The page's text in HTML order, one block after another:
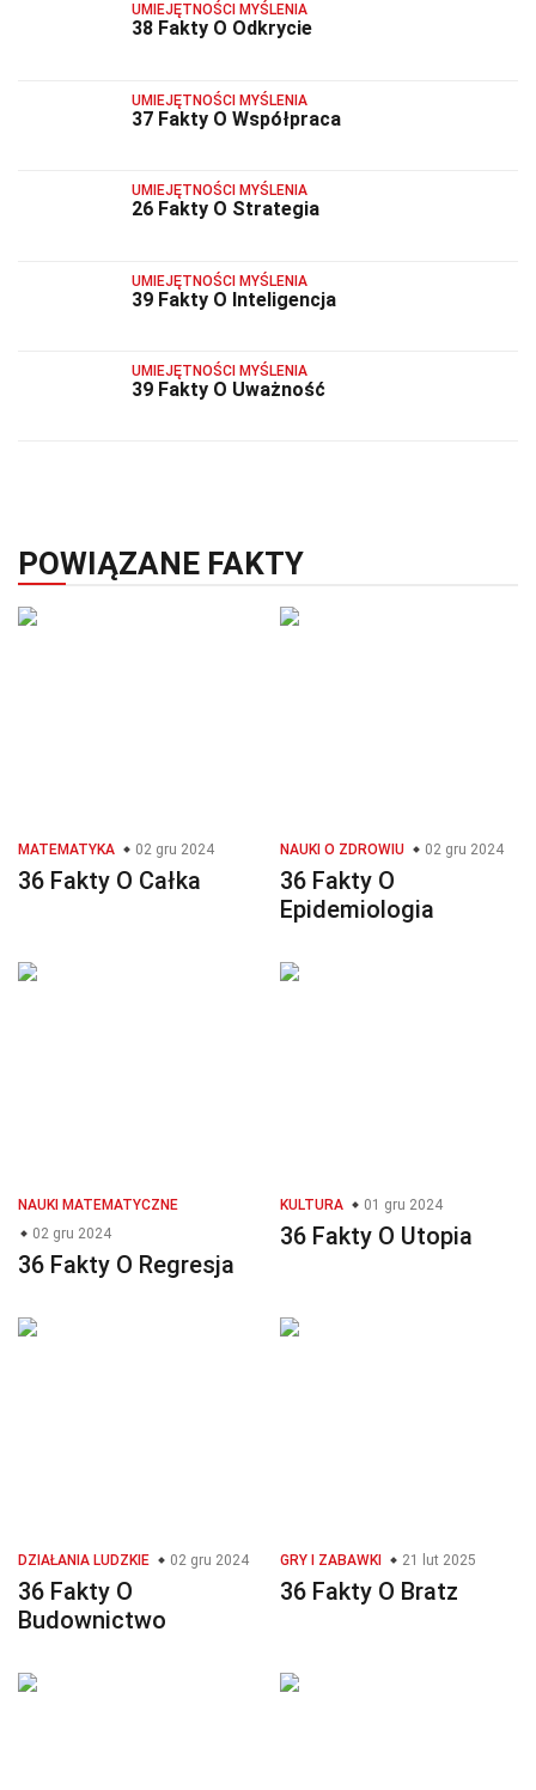
UMIEJĘTNOŚCI MYŚLENIA
38 Fakty O Odkrycie
UMIEJĘTNOŚCI MYŚLENIA
37 Fakty O Współpraca
UMIEJĘTNOŚCI MYŚLENIA
26 Fakty O Strategia
UMIEJĘTNOŚCI MYŚLENIA
39 Fakty O Inteligencja
UMIEJĘTNOŚCI MYŚLENIA
39 Fakty O Uważność
POWIĄZANE FAKTY
MATEMATYKA 02 gru 2024
36 Fakty O Całka
NAUKI O ZDROWIU 02 gru 2024
36 Fakty O
Epidemiologia
NAUKI MATEMATYCZNE
02 gru 2024
36 Fakty O Regresja
KULTURA 01 gru 2024
36 Fakty O Utopia
DZIAŁANIA LUDZKIE 02 gru 2024
36 Fakty O
Budownictwo
GRY I ZABAWKI 21 lut 2025
36 Fakty O Bratz